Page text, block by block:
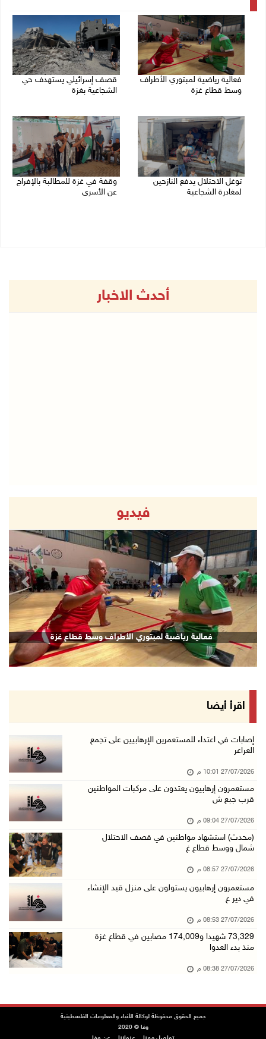
فعالية رياضية لمبتوري الأطراف
وسط قطاع غزة
قصف إسرائيلي يستهدف حي
الشجاعية بغزة
توغل الاحتلال يدفع النازحين
لمغادرة الشجاعية
وقفة في غزة للمطالبة بالإفراج
عن الأسرى
أحدث الاخبار
فيديو
فعالية رياضية لمبتوري الأطراف وسط قطاع غزة
Next
اقرأ أيضا
إصابات في اعتداء للمستعمرين الإرهابيين على تجمع
العراعر
27/07/2026 10:01 م
مستعمرون إرهابيون يعتدون على مركبات المواطنين
قرب جبع ش
27/07/2026 09:04 م
(محدث) استشهاد مواطنين في قصف الاحتلال
شمال ووسط قطاع غ
27/07/2026 08:57 م
مستعمرون إرهابيون يستولون على منزل قيد الإنشاء
في دير ع
27/07/2026 08:53 م
73,329 شهيدا و174,009 مصابين في قطاع غزة
منذ بدء العدوا
27/07/2026 08:38 م
جميع الحقوق محفوظة لوكالة الأنباء والمعلومات الفلسطينية
وفا © 2020